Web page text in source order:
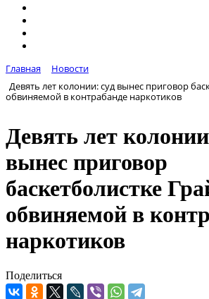
Главная
Новости
Девять лет колонии: суд вынес приговор
обвиняемой в контрабанде наркотиков
Девять лет
вынес приговор
баскетболистке
обвиняемой в
наркотиков
Поделиться